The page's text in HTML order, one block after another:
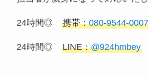
24時間◎ 携帯：080-9544-0007
24時間◎ LINE：@924hmbey